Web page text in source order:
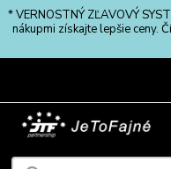
* VERNOSTNÝ ZĽAVOVÝ
nákupmi získajte lepšie ceny.